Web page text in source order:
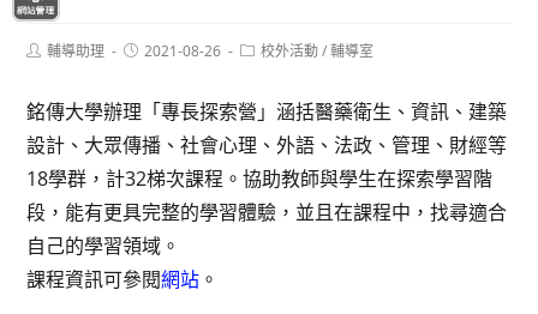
Post輔導助理
Post2021-08-26
Post校外活動 / 輔導室
銘傳大學辦理「專長探索營」涵括醫藥衛生、資訊、建築
設計、大眾傳播、社會心理、外語、法政、管理、財經等
18學群，計32梯次課程。協助教師與學生在探索學習階
段，能有更具完整的學習體驗，並且在課程中，找尋適合
自己的學習領域。
課程資訊可參閱網站 。